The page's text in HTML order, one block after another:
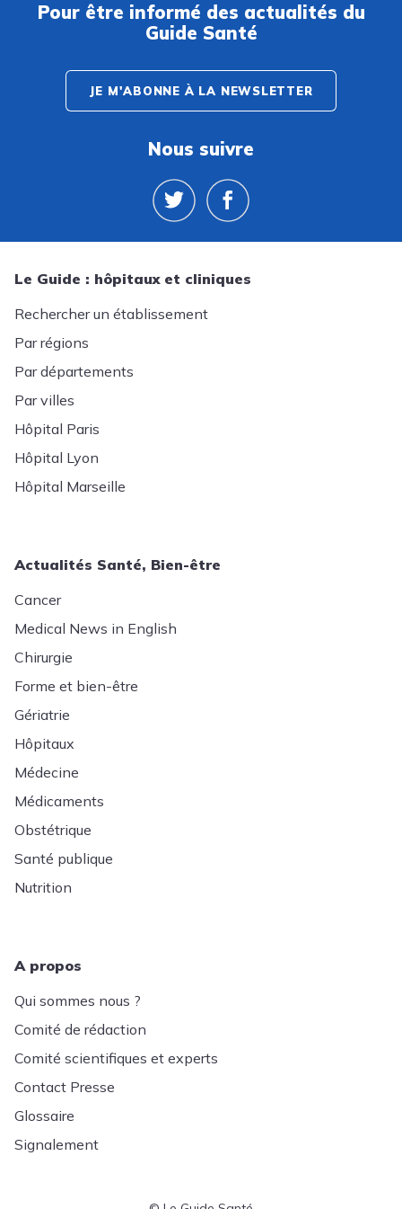
Pour être informé des actualités du
Guide Santé
JE M'ABONNE À LA NEWSLETTER
Nous suivre
Le Guide : hôpitaux et cliniques
Rechercher un établissement
Par régions
Par départements
Par villes
Hôpital Paris
Hôpital Lyon
Hôpital Marseille
Actualités Santé, Bien-être
Cancer
Medical News in English
Chirurgie
Forme et bien-être
Gériatrie
Hôpitaux
Médecine
Médicaments
Obstétrique
Santé publique
Nutrition
A propos
Qui sommes nous ?
Comité de rédaction
Comité scientifiques et experts
Contact Presse
Glossaire
Signalement